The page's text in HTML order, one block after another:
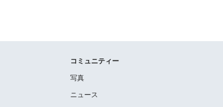
コミュニティー
写真
ニュース